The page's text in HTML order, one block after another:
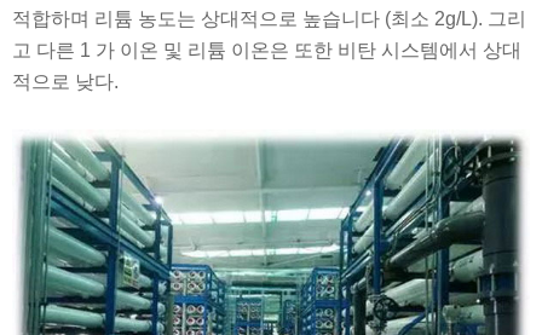
적합하며 리튬 농도는 상대적으로 높습니다 (최소 2g/L). 그리
고 다른 1 가 이온 및 리튬 이온은 또한 비탄 시스템에서 상대
적으로 낮다.